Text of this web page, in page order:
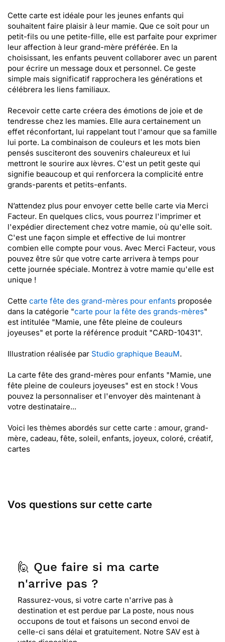
Cette carte est idéale pour les jeunes enfants qui
souhaitent faire plaisir à leur mamie. Que ce soit pour un
petit-fils ou une petite-fille, elle est parfaite pour exprimer
leur affection à leur grand-mère préférée. En la
choisissant, les enfants peuvent collaborer avec un parent
pour écrire un message doux et personnel. Ce geste
simple mais significatif rapprochera les générations et
célébrera les liens familiaux.
Recevoir cette carte créera des émotions de joie et de
tendresse chez les mamies. Elle aura certainement un
effet réconfortant, lui rappelant tout l'amour que sa famille
lui porte. La combinaison de couleurs et les mots bien
pensés susciteront des souvenirs chaleureux et lui
mettront le sourire aux lèvres. C'est un petit geste qui
signifie beaucoup et qui renforcera la complicité entre
grands-parents et petits-enfants.
N’attendez plus pour envoyer cette belle carte via Merci
Facteur. En quelques clics, vous pourrez l'imprimer et
l'expédier directement chez votre mamie, où qu'elle soit.
C'est une façon simple et effective de lui montrer
combien elle compte pour vous. Avec Merci Facteur, vous
pouvez être sûr que votre carte arrivera à temps pour
cette journée spéciale. Montrez à votre mamie qu'elle est
unique !
Cette carte fête des grand-mères pour enfants proposée
dans la catégorie "carte pour la fête des grands-mères"
est intitulée "Mamie, une fête pleine de couleurs
joyeuses" et porte la référence produit "CARD-10431".
Illustration réalisée par Studio graphique BeauM.
La carte fête des grand-mères pour enfants "Mamie, une
fête pleine de couleurs joyeuses" est en stock ! Vous
pouvez la personnaliser et l'envoyer dès maintenant à
votre destinataire...
Voici les thèmes abordés sur cette carte : amour, grand-
mère, cadeau, fête, soleil, enfants, joyeux, coloré, créatif,
cartes
Vos questions sur cette carte
🙋 Que faire si ma carte
n'arrive pas ?
Rassurez-vous, si votre carte n'arrive pas à
destination et est perdue par La poste, nous nous
occupons de tout et faisons un second envoi de
celle-ci sans délai et gratuitement. Notre SAV est à